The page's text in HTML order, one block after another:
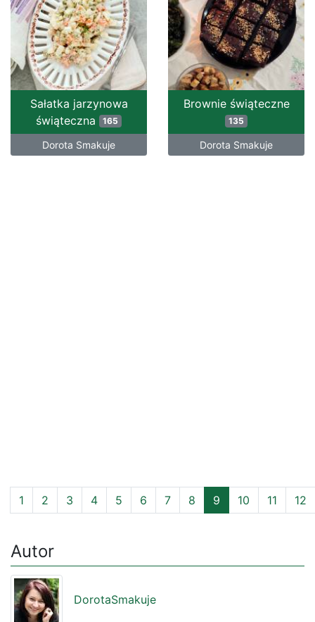
Sałatka jarzynowa
świąteczna 165
Dorota Smakuje
Brownie świąteczne
135
Dorota Smakuje
1 2 3 4 5 6 7 8 9 10 11 12
Autor
DorotaSmakuje